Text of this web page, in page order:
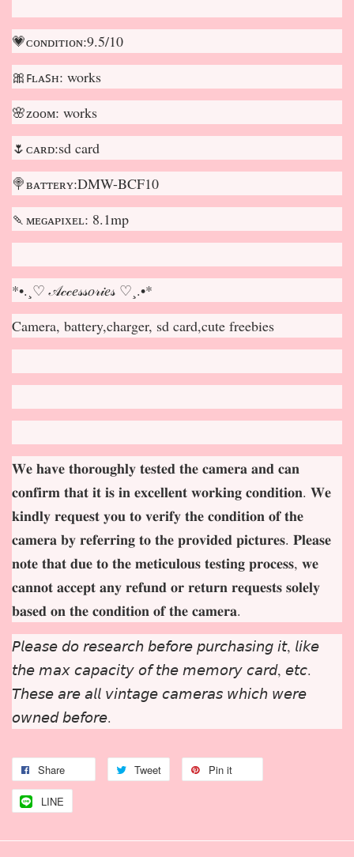
💗ᴄᴏɴᴅɪᴛɪᴏɴ:9.5/10
🎀ꜰʟᴀꜱʜ: works
🌸ᴢᴏᴏᴍ: works
🌷ᴄᴀʀᴅ:sd card
🍭ʙᴀᴛᴛᴇʀʏ:DMW-BCF10
🍡ᴍᴇɢᴀᴘɪxᴇʟ: 8.1mp
*•.¸♡ 𝒜𝒸𝒸𝑒𝓈𝓈𝑜𝓇𝒾𝑒𝓈 ♡¸.•*
Camera, battery,charger, sd card,cute freebies
𝐖𝐞 𝐡𝐚𝐯𝐞 𝐭𝐡𝐨𝐫𝐨𝐮𝐠𝐡𝐥𝐲 𝐭𝐞𝐬𝐭𝐞𝐝 𝐭𝐡𝐞 𝐜𝐚𝐦𝐞𝐫𝐚 𝐚𝐧𝐝 𝐜𝐚𝐧
𝐜𝐨𝐧𝐟𝐢𝐫𝐦 𝐭𝐡𝐚𝐭 𝐢𝐭 𝐢𝐬 𝐢𝐧 𝐞𝐱𝐜𝐞𝐥𝐥𝐞𝐧𝐭 𝐰𝐨𝐫𝐤𝐢𝐧𝐠 𝐜𝐨𝐧𝐝𝐢𝐭𝐢𝐨𝐧. 𝐖𝐞
𝐤𝐢𝐧𝐝𝐥𝐲 𝐫𝐞𝐪𝐮𝐞𝐬𝐭 𝐲𝐨𝐮 𝐭𝐨 𝐯𝐞𝐫𝐢𝐟𝐲 𝐭𝐡𝐞 𝐜𝐨𝐧𝐝𝐢𝐭𝐢𝐨𝐧 𝐨𝐟 𝐭𝐡𝐞
𝐜𝐚𝐦𝐞𝐫𝐚 𝐛𝐲 𝐫𝐞𝐟𝐞𝐫𝐫𝐢𝐧𝐠 𝐭𝐨 𝐭𝐡𝐞 𝐩𝐫𝐨𝐯𝐢𝐝𝐞𝐝 𝐩𝐢𝐜𝐭𝐮𝐫𝐞𝐬. 𝐏𝐥𝐞𝐚𝐬𝐞
𝐧𝐨𝐭𝐞 𝐭𝐡𝐚𝐭 𝐝𝐮𝐞 𝐭𝐨 𝐭𝐡𝐞 𝐦𝐞𝐭𝐢𝐜𝐮𝐥𝐨𝐮𝐬 𝐭𝐞𝐬𝐭𝐢𝐧𝐠 𝐩𝐫𝐨𝐜𝐞𝐬𝐬, 𝐰𝐞
𝐜𝐚𝐧𝐧𝐨𝐭 𝐚𝐜𝐜𝐞𝐩𝐭 𝐚𝐧𝐲 𝐫𝐞𝐟𝐮𝐧𝐝 𝐨𝐫 𝐫𝐞𝐭𝐮𝐫𝐧 𝐫𝐞𝐪𝐮𝐞𝐬𝐭𝐬 𝐬𝐨𝐥𝐞𝐥𝐲
𝐛𝐚𝐬𝐞𝐝 𝐨𝐧 𝐭𝐡𝐞 𝐜𝐨𝐧𝐝𝐢𝐭𝐢𝐨𝐧 𝐨𝐟 𝐭𝐡𝐞 𝐜𝐚𝐦𝐞𝐫𝐚.
𝘗𝘭𝘦𝘢𝘴𝘦 𝘥𝘰 𝘳𝘦𝘴𝘦𝘢𝘳𝘤𝘩 𝘣𝘦𝘧𝘰𝘳𝘦 𝘱𝘶𝘳𝘤𝘩𝘢𝘴𝘪𝘯𝘨 𝘪𝘵, 𝘭𝘪𝘬𝘦
𝘵𝘩𝘦 𝘮𝘢𝘹 𝘤𝘢𝘱𝘢𝘤𝘪𝘵𝘺 𝘰𝘧 𝘵𝘩𝘦 𝘮𝘦𝘮𝘰𝘳𝘺 𝘤𝘢𝘳𝘥, 𝘦𝘵𝘤.
𝘛𝘩𝘦𝘴𝘦 𝘢𝘳𝘦 𝘢𝘭𝘭 𝘷𝘪𝘯𝘵𝘢𝘨𝘦 𝘤𝘢𝘮𝘦𝘳𝘢𝘴 𝘸𝘩𝘪𝘤𝘩 𝘸𝘦𝘳𝘦
𝘰𝘸𝘯𝘦𝘥 𝘣𝘦𝘧𝘰𝘳𝘦.
Share Tweet Pin it
LINE